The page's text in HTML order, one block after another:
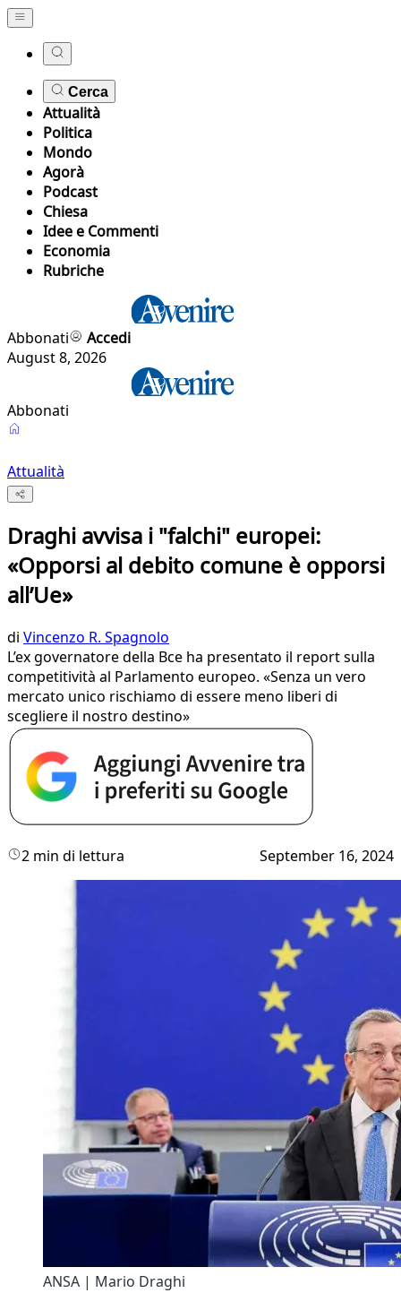
Cerca
Attualità
Politica
Mondo
Agorà
Podcast
Chiesa
Idee e Commenti
Economia
Rubriche
Abbonati
Accedi
August 8, 2026
Abbonati
Attualità
Draghi avvisa i "falchi" europei:
«Opporsi al debito comune è opporsi
all’Ue»
di Vincenzo R. Spagnolo
L’ex governatore della Bce ha presentato il report sulla
competitività al Parlamento europeo. «Senza un vero
mercato unico rischiamo di essere meno liberi di
scegliere il nostro destino»
2 min di lettura September 16, 2024
ANSA | Mario Draghi